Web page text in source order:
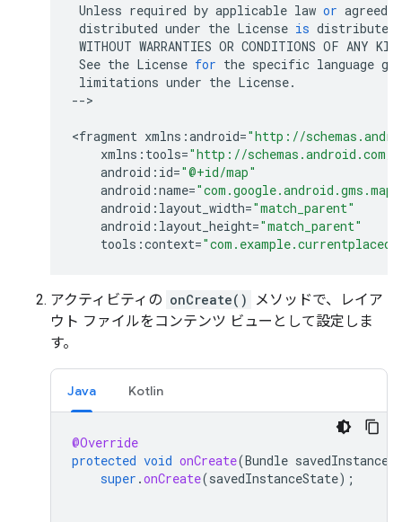
Unless required by applicable law or agreed
distributed under the License is distributed
WITHOUT WARRANTIES OR CONDITIONS OF ANY
See the License for the specific language
limitations under the License.
-->
<fragment xmlns :android="http://
xmlns : tools="http://schemas.android.com/
android : id="@+id/map"
android :name=
android : layout_width="match_parent"
android : layout_height="match_parent"
tools :context=
アクティビティの onCreate()
メソッドで、レイア
ウト ファイルをコンテンツ ビューとして設定しま
す。
Java Kotlin
@Override
protected void onCreate(Bundle
super .onCreate(savedInstanceState);